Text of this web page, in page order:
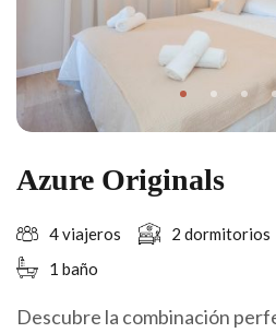
Azure Originals
4 viajeros 2 dormitorios
1 baño
Descubre la combinación